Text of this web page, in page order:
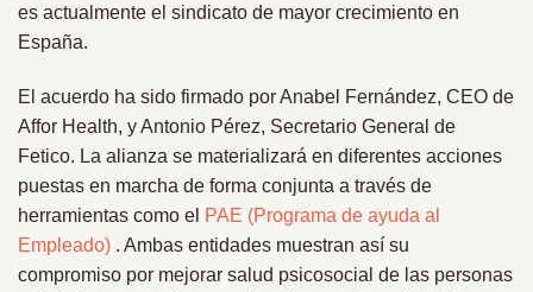
es actualmente el sindicato de mayor crecimiento en
España.
El acuerdo ha sido firmado por Anabel Fernández, CEO de
Affor Health, y Antonio Pérez, Secretario General de
Fetico. La alianza se materializará en diferentes acciones
puestas en marcha de forma conjunta a través de
herramientas como el PAE (Programa de ayuda al
Empleado) . Ambas entidades muestran así su
compromiso por mejorar salud psicosocial de las personas